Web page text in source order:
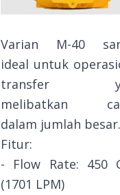
Varian M-40
ideal untuk
transfer
melibatkan
dalam jumlah besar.
Fitur:
- Flow Rate: 450
(1701 LPM)